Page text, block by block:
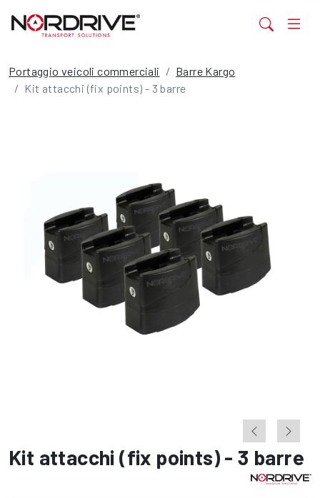
Portaggio veicoli commerciali
Barre Kargo
Kit attacchi (fix points) - 3 barre
Kit attacchi (fix points) - 3 barre